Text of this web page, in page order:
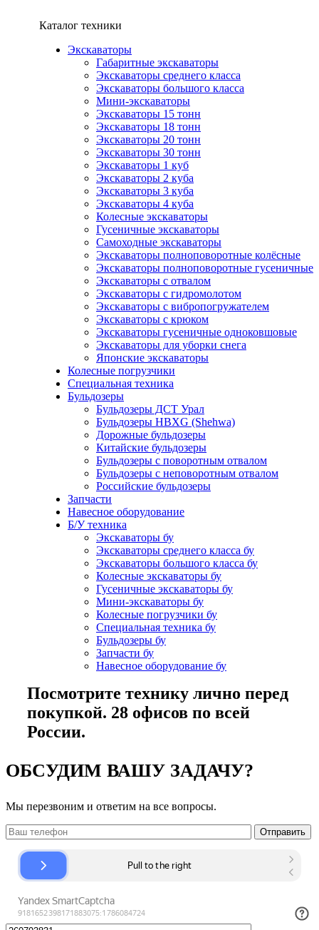
Каталог техники
Экскаваторы
Габаритные экскаваторы
Экскаваторы среднего класса
Экскаваторы большого класса
Мини-экскаваторы
Экскаваторы 15 тонн
Экскаваторы 18 тонн
Экскаваторы 20 тонн
Экскаваторы 30 тонн
Экскаваторы 1 куб
Экскаваторы 2 куба
Экскаваторы 3 куба
Экскаваторы 4 куба
Колесные экскаваторы
Гусеничные экскаваторы
Самоходные экскаваторы
Экскаваторы полноповоротные колёсные
Экскаваторы полноповоротные гусеничные
Экскаваторы с отвалом
Экскаваторы с гидромолотом
Экскаваторы с вибропогружателем
Экскаваторы с крюком
Экскаваторы гусеничные одноковшовые
Экскаваторы для уборки снега
Японские экскаваторы
Колесные погрузчики
Специальная техника
Бульдозеры
Бульдозеры ДСТ Урал
Бульдозеры HBXG (Shehwa)
Дорожные бульдозеры
Китайские бульдозеры
Бульдозеры с поворотным отвалом
Бульдозеры с неповоротным отвалом
Российские бульдозеры
Запчасти
Навесное оборудование
Б/У техника
Экскаваторы бу
Экскаваторы среднего класса бу
Экскаваторы большого класса бу
Колесные экскаваторы бу
Гусеничные экскаваторы бу
Мини-экскаваторы бу
Колесные погрузчики бу
Специальная техника бу
Бульдозеры бу
Запчасти бу
Навесное оборудование бу
Посмотрите технику лично перед
покупкой. 28 офисов по всей
России.
ОБСУДИМ ВАШУ ЗАДАЧУ?
Мы перезвоним и ответим на все вопросы.